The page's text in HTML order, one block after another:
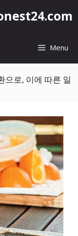
Menu
으로, 이에 따른 일